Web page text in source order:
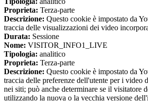
Proprieta: Terza-parte
Descrizione: Questo cookie è impostato da
traccia delle visualizzazioni dei video
Durata: Sessione
Nome: VISITOR_INFO1_LIVE
Tipologia: analitico
Proprieta: Terza-parte
Descrizione: Questo cookie è impostato da
traccia delle preferenze dell'utente per i video
nei siti; può anche determinare se il visitatore
utilizzando la nuova o la vecchia versione